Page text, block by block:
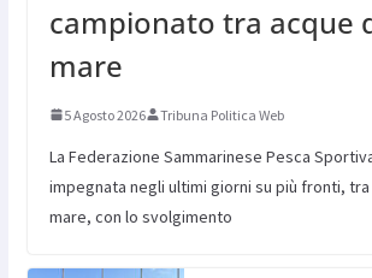
campionato tra acque
mare
5 Agosto 2026 Tribuna Politica Web
La Federazione Sammarinese Pesca
impegnata negli ultimi giorni su più fronti,
mare, con lo svolgimento